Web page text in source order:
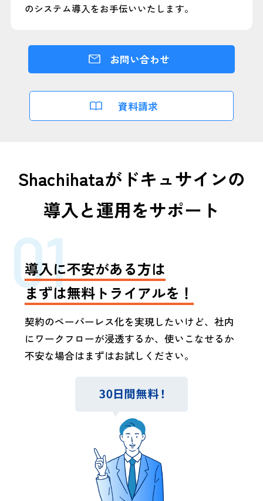
のシステム導入をお手伝いいたします。
お問い合わせ
資料請求
Shachihataがドキュサインの
導入と運用をサポート
01
導入に不安がある方は
まずは無料トライアルを！
契約のペーパーレス化を実現したいけど、社内
にワークフローが浸透するか、使いこなせるか
不安な場合はまずはお試しください。